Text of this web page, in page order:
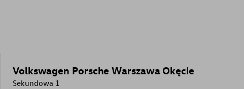
Volkswagen Porsche Warszawa Okęcie
Sekundowa 1